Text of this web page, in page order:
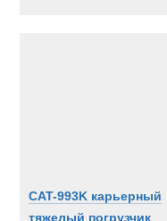
CAT-993K карьерный
тяжелый погрузчик